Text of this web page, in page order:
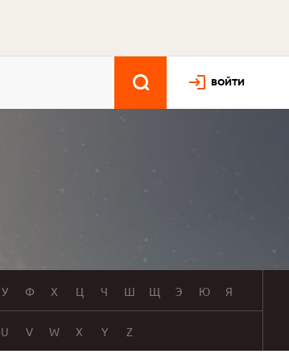
ВОЙТИ
У Ф Х Ц Ч Ш Щ Э Ю Я
U V W X Y Z